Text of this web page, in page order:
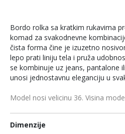
Bordo rolka sa kratkim rukavima
komad za svakodnevne
čista forma čine je izuzetno
lepo prati liniju tela i pruža
se kombinuje uz jeans, pantalone
unosi jednostavnu eleganciju u
Model nosi velicinu 36. Visina
Dimenzije